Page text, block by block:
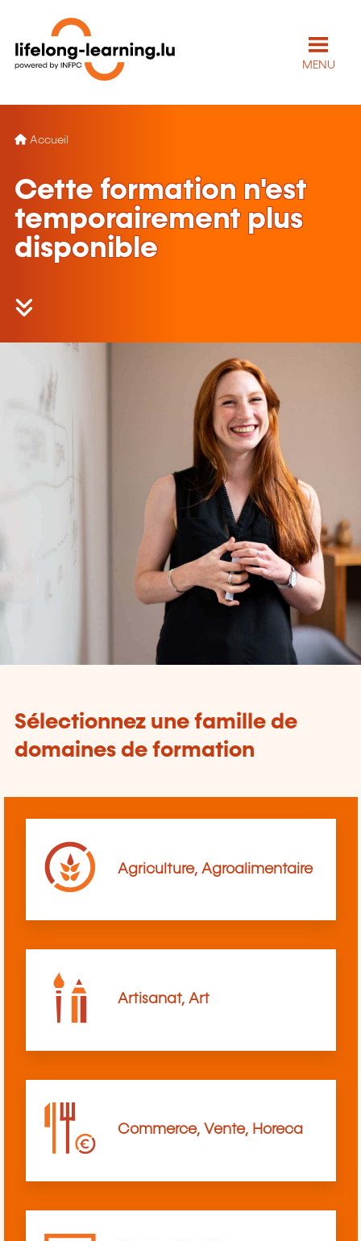
MENU
Accueil
Cette formation n'est
temporairement plus
disponible
Sélectionnez une famille de
domaines de formation
Agriculture, Agroalimentaire
Artisanat, Art
Commerce, Vente, Horeca